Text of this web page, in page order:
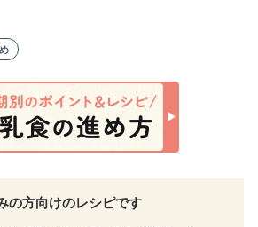
の方向けのレシピです